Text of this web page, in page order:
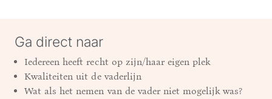
Ga direct naar
Iedereen heeft recht op zijn/haar eigen plek
Kwaliteiten uit de vaderlijn
Wat als het nemen van de vader niet mogelijk was?